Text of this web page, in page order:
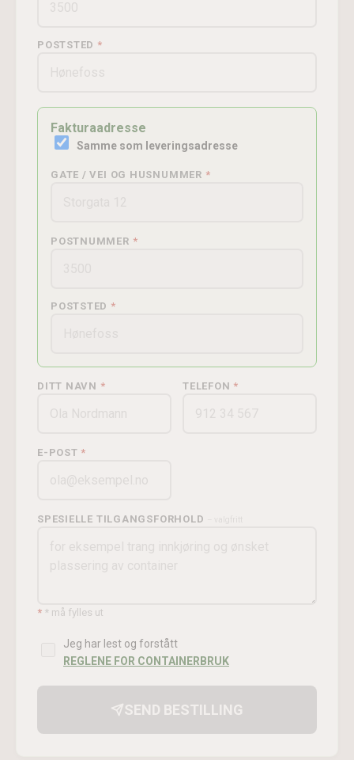
POSTSTED
Fakturaadresse
Samme som leveringsadresse
GATE / VEI OG HUSNUMMER
POSTNUMMER
POSTSTED
DITT NAVN TELEFON
E-POST
SPESIELLE TILGANGSFORHOLD
* * må fylles ut
Jeg har lest og forstått
REGLENE FOR CONTAINERBRUK
SEND BESTILLING